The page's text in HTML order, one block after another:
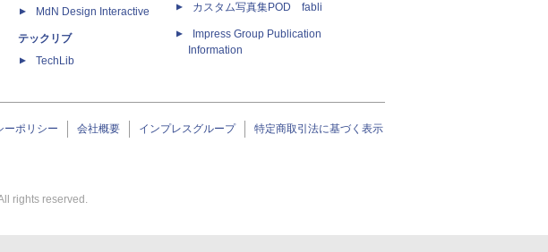
MdN Design Interactive
テックリブ
TechLib
カスタム写真集POD fabli
Impress Group Publication
Information
ーポリシー 会社概要 インプレスグループ 特定商取引法に基づく表示
rights reserved.